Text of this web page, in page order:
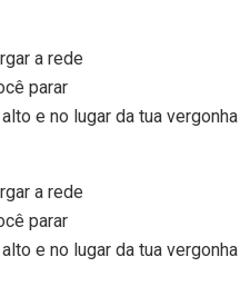
a rede
parar
e no lugar da tua
a rede
parar
e no lugar da tua